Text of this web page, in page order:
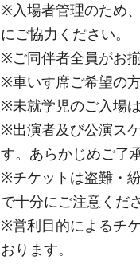
※入場者管理のため
にご協力ください。
※ご同伴者全員がお
※車いす席ご希望の
※未就学児のご入場
※出演者及び公演ス
す。あらかじめご了
※チケットは盗難・
で十分にご注意くだ
※営利目的によるチ
おります。